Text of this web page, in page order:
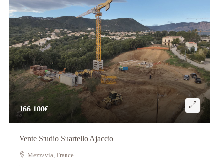
166 100€
Vente Studio Suartello Ajaccio
Mezzavia, France